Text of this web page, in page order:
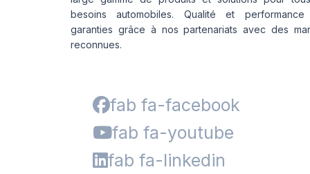
besoins automobiles. Qualité et performance
garanties grâce à nos partenariats avec des
reconnues.
fab fa-facebook
fab fa-youtube
fab fa-linkedin